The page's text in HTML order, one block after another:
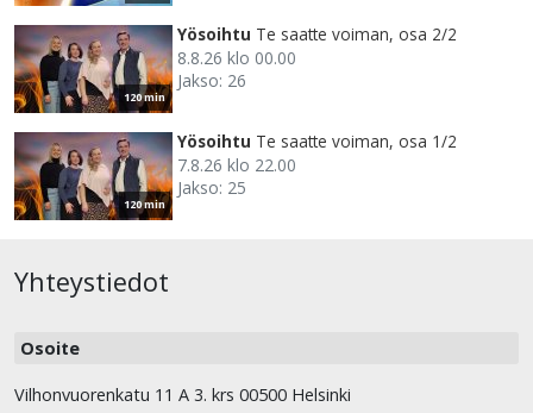
120 min
Yösoihtu Te saatte voiman, osa 2/2
8.8.26 klo 00.00
Jakso: 26
120 min
Yösoihtu Te saatte voiman, osa 1/2
7.8.26 klo 22.00
Jakso: 25
Yhteystiedot
Osoite
Vilhonvuorenkatu 11 A 3. krs 00500 Helsinki